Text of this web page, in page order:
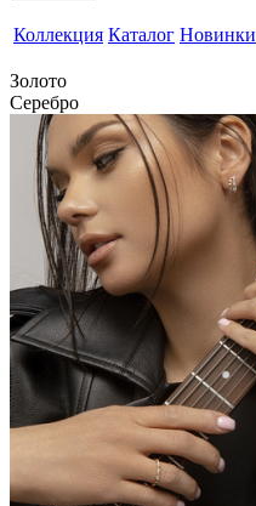
Коллекция Каталог Новинки
Золото
Серебро